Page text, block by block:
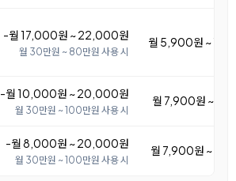
-월 17,000원 ~ 22,000원
월 30만원 ~ 80만원 사용 시
월 5,900원 ~
-월 10,000원 ~ 20,000원
월 30만원 ~ 100만원 사용 시
월 7,900원 ~
-월 8,000원 ~ 20,000원
월 30만원 ~ 100만원 사용 시
월 7,900원 ~